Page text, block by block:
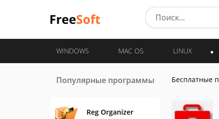
WINDOWS MAC OS LINUX
Популярные программы
Reg Organizer
Бесплатные